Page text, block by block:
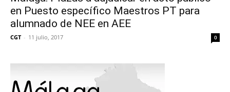
en Puesto específico Maestros PT para
alumnado de NEE en AEE
CGT - 11 julio, 2017 0